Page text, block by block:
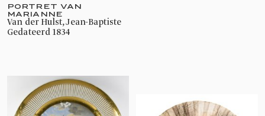
PORTRET VAN
MARIANNE
Van der Hulst, Jean-Baptiste
gedateerd 1834